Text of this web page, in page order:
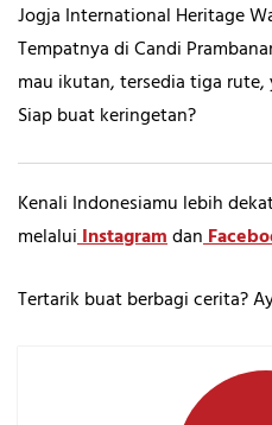
Jogja International Heritage
Tempatnya di Candi
mau ikutan, tersedia tiga rute,
Siap buat keringetan?
Kenali Indonesiamu lebih
melaluiInstagramdan
Tertarik buat berbagi cerita?